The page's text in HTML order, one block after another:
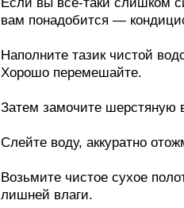
вам понадобится —
Наполните тазик чистой
Хорошо перемешайте.
Затем замочите шерстяную
Слейте воду, аккуратно
Возьмите чистое сухое
лишней влаги.